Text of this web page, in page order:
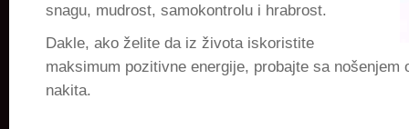
snagu, mudrost, samokontrolu i hrabrost.
Dakle, ako želite da iz života iskoristite
maksimum pozitivne energije, probajte sa nošenjem
nakita.